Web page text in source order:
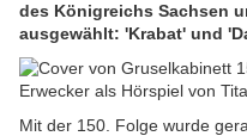
des Königreichs Sachsen
ausgewählt: 'Krabat' und
Mit der 150. Folge wurde